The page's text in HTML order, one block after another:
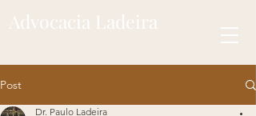
Advocacia Ladeira
Post
Dr. Paulo Ladeira